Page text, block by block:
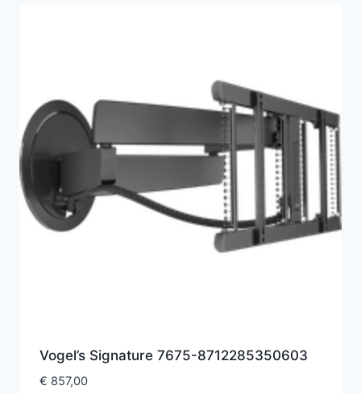
Vogel’s Signature 7675-8712285350603
€ 857,00